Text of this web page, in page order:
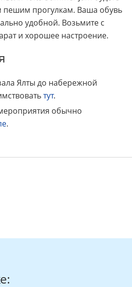
пешим прогулкам. Ваша обувь
удобной. Возьмите с
и хорошее настроение.
Ялты до набережной
тут.
обычно
.